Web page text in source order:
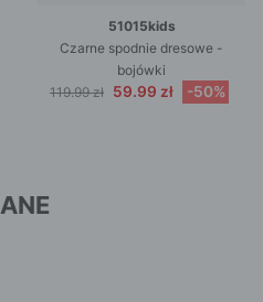
51015kids
Czarne spodnie dresowe -
bojówki
119.99 zł 59.99 zł -50%